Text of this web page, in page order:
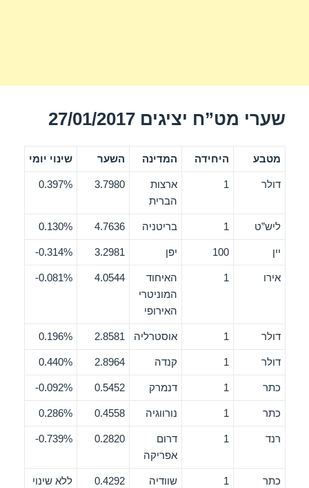
שערי מט”ח יציגים 27/01/2017
מטבע היחידה המדינה השער שינוי יומי
דולר 1
ארצות
הברית
3.7980
0.397%
ליש”ט 1 בריטניה 4.7636
0.130%
יין 100 יפן 3.2981
0.314%-
אירו 1
האיחוד
המוניטרי
האירופי
4.0544
0.081%-
דולר 1 אוסטרליה 2.8581
0.196%
דולר 1 קנדה 2.8964
0.440%
כתר 1 דנמרק 0.5452
0.092%-
כתר 1 נורווגיה 0.4558
0.286%
רנד 1
דרום
אפריקה
0.2820
0.739%-
כתר 1 שוודיה 0.4292 ללא שינוי